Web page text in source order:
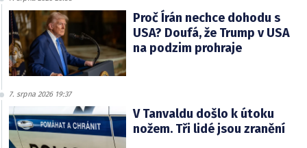
Proč Írán nechce dohodu s
USA? Doufá, že Trump v USA
na podzim prohraje
7. srpna 2026 19:37
V Tanvaldu došlo k útoku
nožem. Tři lidé jsou zranění